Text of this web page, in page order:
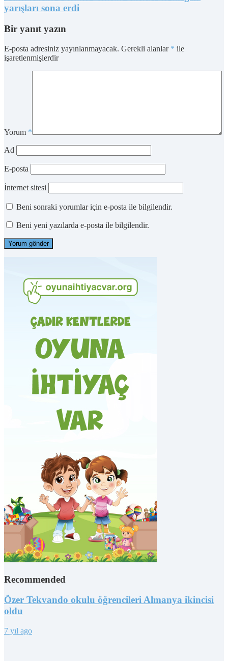
yarışları sona erdi
Bir yanıt yazın
E-posta adresiniz yayınlanmayacak. Gerekli alanlar * ile
işaretlenmişlerdir
Yorum *
Ad
E-posta
İnternet sitesi
Beni sonraki yorumlar için e-posta ile bilgilendir.
Beni yeni yazılarda e-posta ile bilgilendir.
Recommended
Özer Tekvando okulu öğrencileri Almanya ikincisi
oldu
7 yıl ago